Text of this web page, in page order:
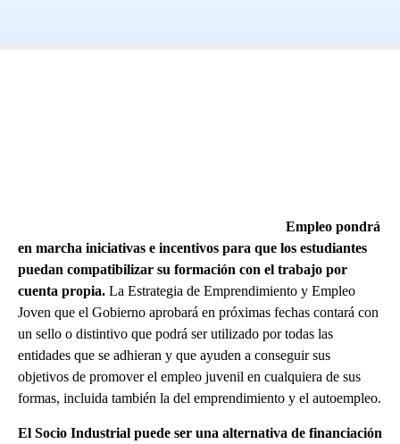
Empleo pondrá
en marcha iniciativas e incentivos para que los estudiantes
puedan compatibilizar su formación con el trabajo por
cuenta propia. La Estrategia de Emprendimiento y Empleo
Joven que el Gobierno aprobará en próximas fechas contará con
un sello o distintivo que podrá ser utilizado por todas las
entidades que se adhieran y que ayuden a conseguir sus
objetivos de promover el empleo juvenil en cualquiera de sus
formas, incluida también la del emprendimiento y el autoempleo.
El Socio Industrial puede ser una alternativa de financiación